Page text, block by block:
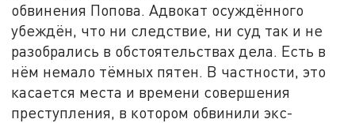
обвинения Попова. Адвокат осуждённого
убеждён, что ни следствие, ни суд так и не
разобрались в обстоятельствах дела. Есть в
нём немало тёмных пятен. В частности, это
касается места и времени совершения
преступления, в котором обвинили экс-